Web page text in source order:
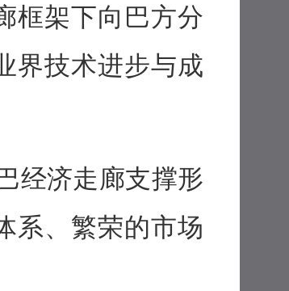
框架下向巴方分
界技术进步与成
经济走廊支撑形
系、繁荣的市场